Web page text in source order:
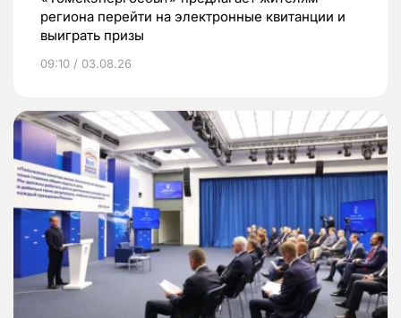
региона перейти на электронные квитанции и
выиграть призы
09:10 / 03.08.26